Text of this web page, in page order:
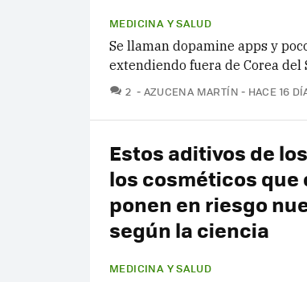
MEDICINA Y SALUD
Se llaman dopamine apps y
extendiendo fuera de Corea del
2 COMENTARIOS
AZUCENA MARTÍN HACE 16
Estos aditivos de
los cosméticos que
ponen en riesgo
según la ciencia
MEDICINA Y SALUD